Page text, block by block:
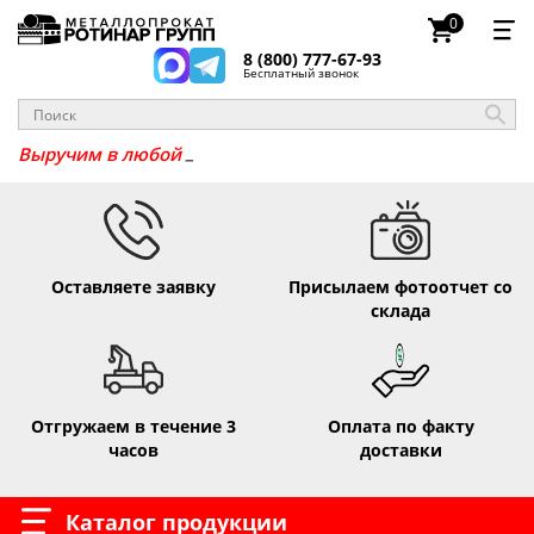
8 (800) 777-67-93
Бесплатный звонок
0
Выручим в любо _
Оставляете заявку
Присылаем фотоотчет со
склада
Отгружаем в течение 3
часов
Оплата по факту
доставки
Каталог продукции